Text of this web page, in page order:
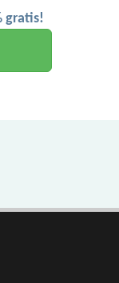
gratis!